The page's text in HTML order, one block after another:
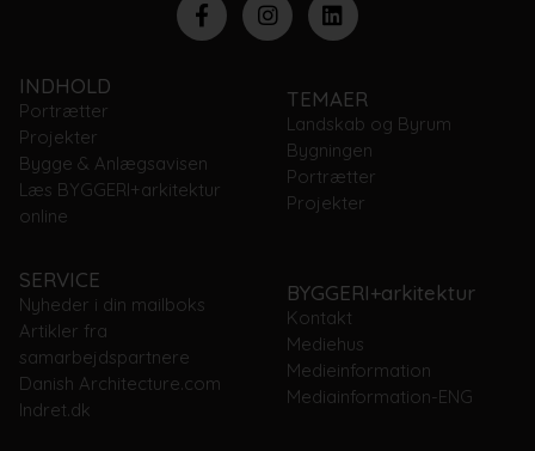
INDHOLD
Portrætter
Projekter
Bygge & Anlægsavisen
Læs BYGGERI+arkitektur
online
TEMAER
Landskab og Byrum
Bygningen
Portrætter
Projekter
SERVICE
Nyheder i din mailboks
Artikler fra
samarbejdspartnere
Danish Architecture.com
Indret.dk
BYGGERI+arkitektur
Kontakt
Mediehus
Medieinformation
Mediainformation-ENG